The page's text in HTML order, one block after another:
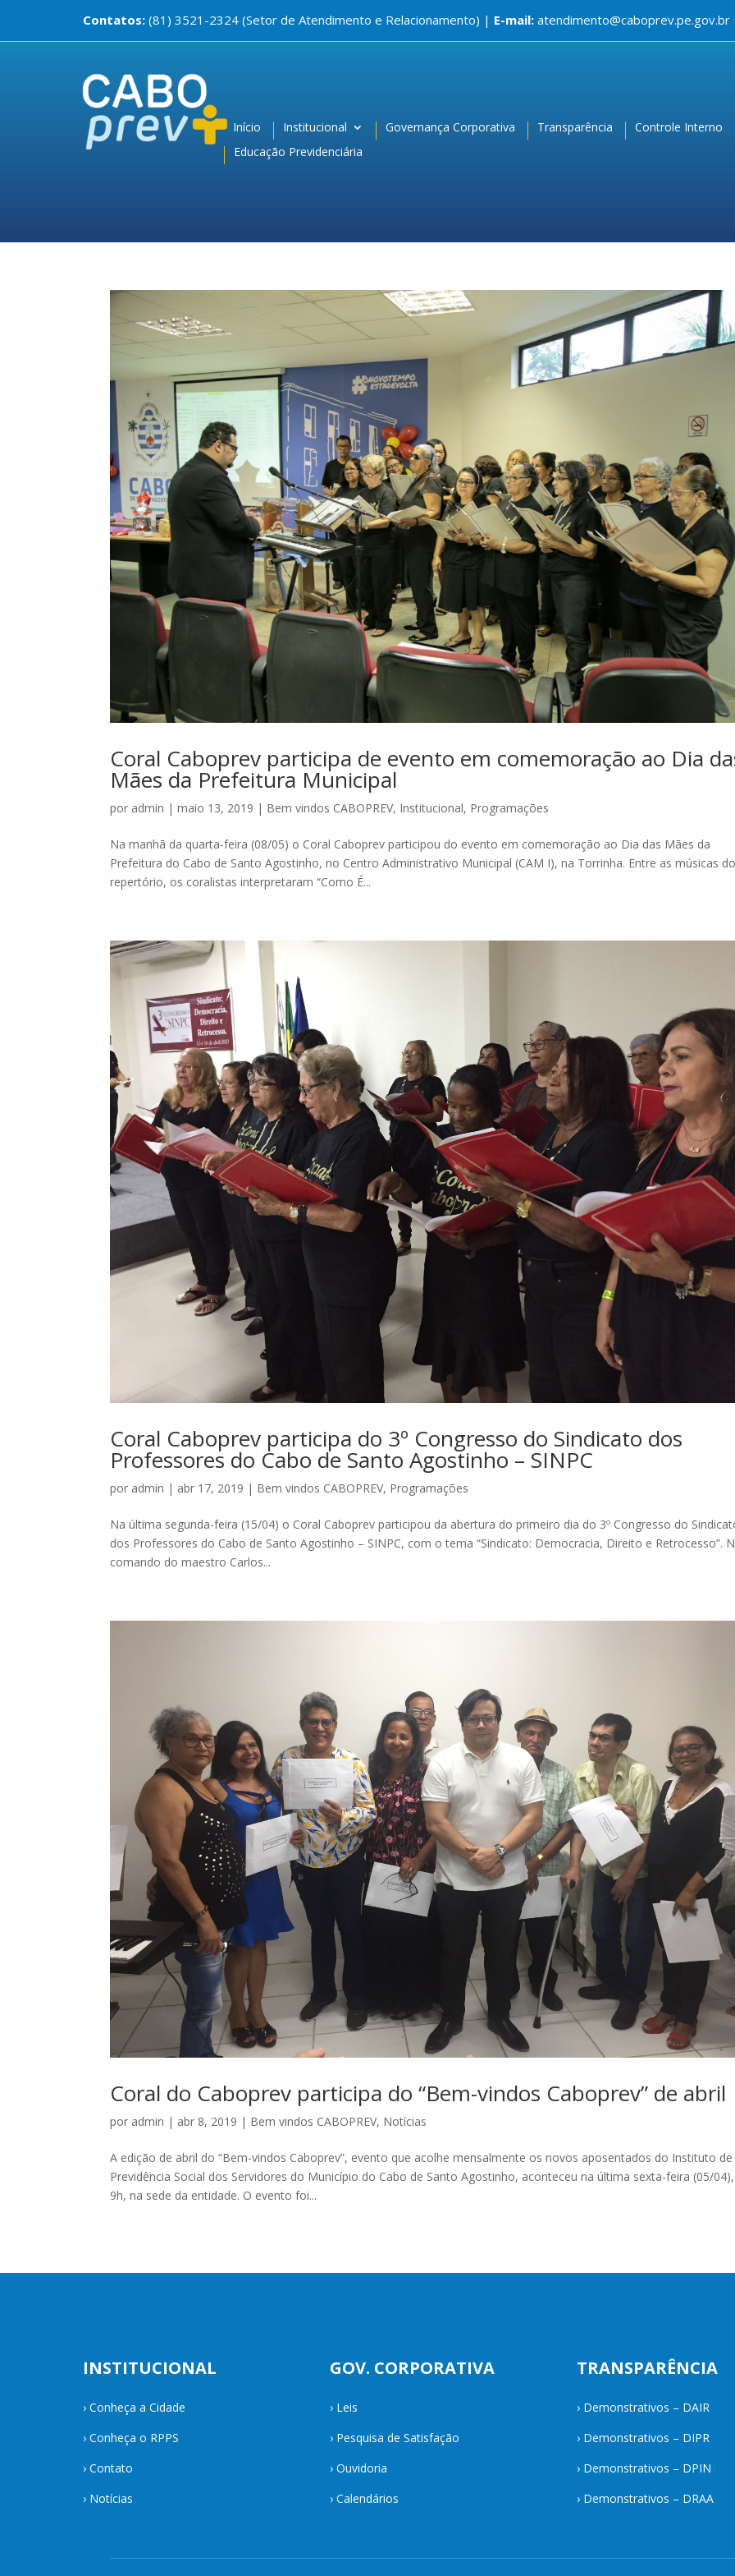
Contatos:(81) 3521-2324 (Setor de Atendimento e Relacionamento) | E-mail: atendimento@caboprev.pe.gov.br
Início Institucional Governança Corporativa Transparência
Controle Interno
Educação Previdenciária
Coral Caboprev participa de evento em comemoração ao Dia
Mães da Prefeitura Municipal
por admin |maio 13, 2019 | Bem vindos CABOPREV, Institucional, Programações
Na manhã da quarta-feira (08/05) o Coral Caboprev participou do evento em comemoração ao Dia das Mães da
Prefeitura do Cabo de Santo Agostinho, no Centro Administrativo Municipal (CAM I), na Torrinha. Entre as músicas
repertório, os coralistas interpretaram “Como É...
Coral Caboprev participa do 3º Congresso do Sindicato dos
Professores do Cabo de Santo Agostinho – SINPC
por admin | abr 17, 2019 | Bem vindos CABOPREV, Programações
Na última segunda-feira (15/04) o Coral Caboprev participou da abertura do primeiro dia do 3º Congresso do
dos Professores do Cabo de Santo Agostinho – SINPC, com o tema “Sindicato: Democracia, Direito e Retrocesso”.
comando do maestro Carlos...
Coral do Caboprev participa do “Bem-vindos Caboprev” de abril
por admin | abr 8, 2019 | Bem vindos CABOPREV, Notícias
A edição de abril do “Bem-vindos Caboprev”, evento que acolhe mensalmente os novos aposentados do Instituto de
Previdência Social dos Servidores do Município do Cabo de Santo Agostinho, aconteceu na última sexta-feira (05/
9h, na sede da entidade. O evento foi...
INSTITUCIONAL
› Conheça a Cidade
› Conheça o RPPS
› Contato
› Notícias
GOV. CORPORATIVA
› Leis
› Pesquisa de Satisfação
›Ouvidoria
›Calendários
TRANSPARÊNCIA
› Demonstrativos – DAIR
› Demonstrativos – DIPR
› Demonstrativos – DPIN
› Demonstrativos – DRAA